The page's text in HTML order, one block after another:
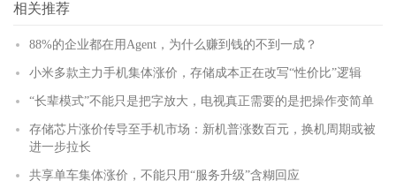
相关推荐
88%的企业都在用Agent，为什么赚到钱的不到一成？
小米多款主力手机集体涨价，存储成本正在改写“性价比”逻辑
“长辈模式”不能只是把字放大，电视真正需要的是把操作变简单
存储芯片涨价传导至手机市场：新机普涨数百元，换机周期或被
进一步拉长
共享单车集体涨价，不能只用“服务升级”含糊回应